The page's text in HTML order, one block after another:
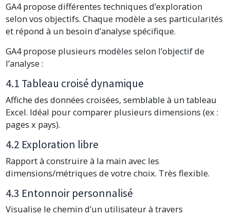
GA4 propose différentes techniques d’exploration
selon vos objectifs. Chaque modèle a ses particularités
et répond à un besoin d’analyse spécifique.
GA4 propose plusieurs modèles selon l’objectif de
l’analyse :
4.1 Tableau croisé dynamique
Affiche des données croisées, semblable à un tableau
Excel. Idéal pour comparer plusieurs dimensions (ex :
pages x pays).
4.2 Exploration libre
Rapport à construire à la main avec les
dimensions/métriques de votre choix. Très flexible.
4.3 Entonnoir personnalisé
Visualise le chemin d’un utilisateur à travers